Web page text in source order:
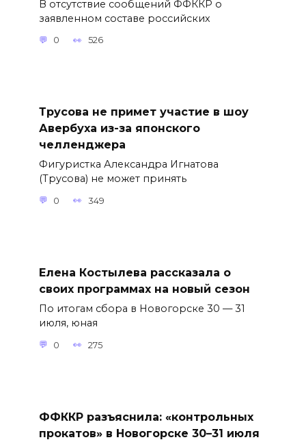
В отсутствие сообщений ФФККР о
заявленном составе российских
0 526
Трусова не примет участие в шоу
Авербуха из-за японского
челленджера
Фигуристка Александра Игнатова
(Трусова) не может принять
0 349
Елена Костылева рассказала о
своих программах на новый сезон
По итогам сбора в Новогорске 30 — 31
июля, юная
0 275
ФФККР разъяснила: «контрольных
прокатов» в Новогорске 30–31 июля